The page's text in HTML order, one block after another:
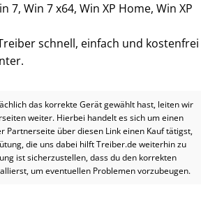
7, Win 7 x64, Win XP Home, Win XP
schnell, einfach und kostenfrei
das korrekte Gerät gewählt hast, leiten wir
weiter. Hierbei handelt es sich um einen
Partnerseite über diesen Link einen Kauf tätigst,
die uns dabei hilft Treiber.de weiterhin zu
ist sicherzustellen, dass du den korrekten
um eventuellen Problemen vorzubeugen.